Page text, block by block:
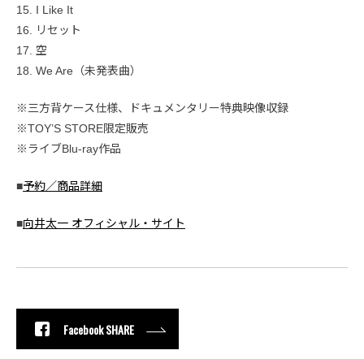
15. I Like It
16. リセット
17. 空
18. We Are（未発表曲）
※三方背ケース仕様、ドキュメンタリー特典映像収録
※TOY’S STORE限定販売
※ライブBlu-ray作品
■予約／商品詳細
■向井太一 オフィシャル・サイト
Facebook SHARE